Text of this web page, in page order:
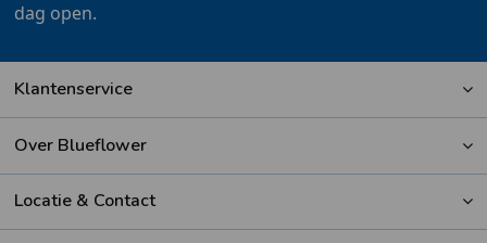
dag open.
Klantenservice
Over Blueflower
Locatie & Contact